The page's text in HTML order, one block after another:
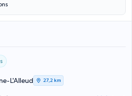
L'Alleud 27,2 km